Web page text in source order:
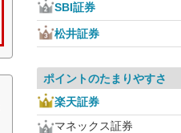
SBI証券
松井証券
ポイントのたまりやすさ
楽天証券
マネックス証券